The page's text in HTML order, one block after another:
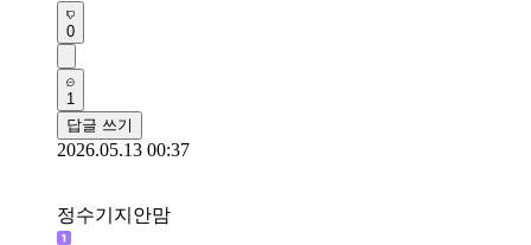
0
1
답글 쓰기
2026.05.13 00:37
정수기지안맘